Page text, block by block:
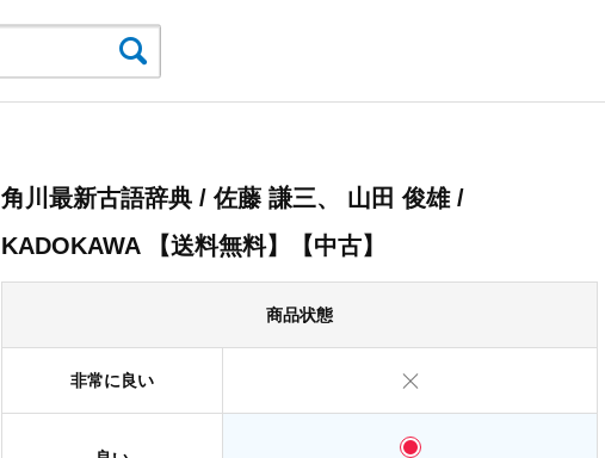
角川最新古語辞典 / 佐藤 謙三、 山田 俊雄 /
KADOKAWA 【送料無料】【中古】
商品状態
非常に良い